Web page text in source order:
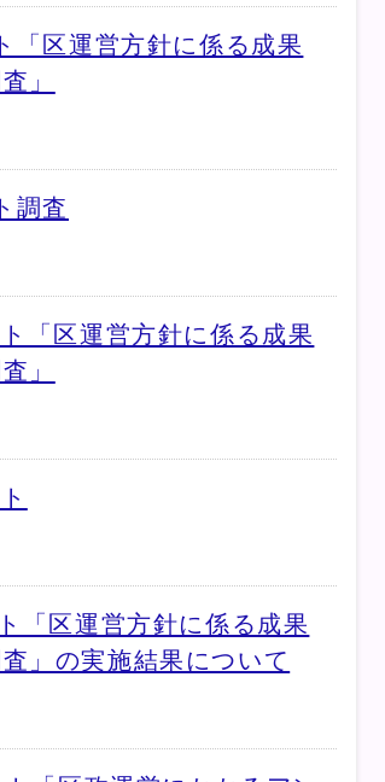
「区運営方針に係る成果
」
調査
「区運営方針に係る成果
」
「区運営方針に係る成果
」の実施結果について